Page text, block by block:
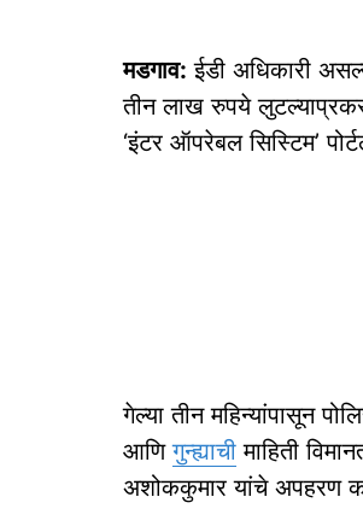
मडगाव: ईडी अधिकारी
तीन लाख रुपये
‘इंटर ऑपरेबल सिस्टिम’
गेल्या तीन महिन्यांपासून
आणिगुन्ह्याची माहिती
अशोककुमार यांचे अपहरण